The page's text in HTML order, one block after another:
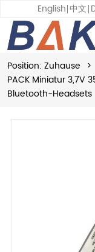
English 中文
Position: Zuhause >
PACK Miniatur 3,7V
Bluetooth-Headsets